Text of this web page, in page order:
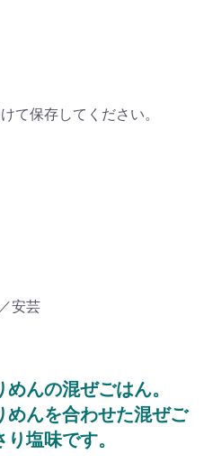
て保存してください。
安芸
んの混ぜごはん。
めんを合わせた混ぜご
塩味です。